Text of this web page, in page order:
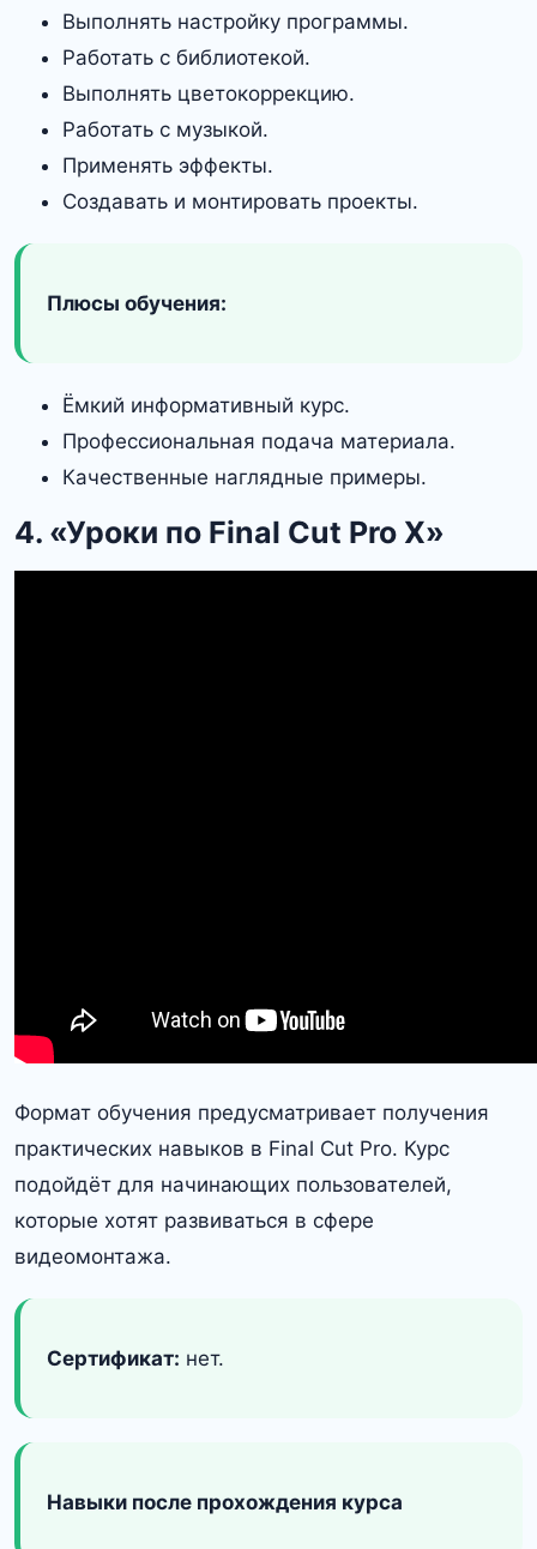
Выполнять настройку программы.
Работать с библиотекой.
Выполнять цветокоррекцию.
Работать с музыкой.
Применять эффекты.
Создавать и монтировать проекты.
Плюсы обучения:
Ёмкий информативный курс.
Профессиональная подача материала.
Качественные наглядные примеры.
4. «‎Уроки по Final Cut Pro X»
Формат обучения предусматривает получения
практических навыков в Final Cut Pro. Курс
подойдёт для начинающих пользователей,
которые хотят развиваться в сфере
видеомонтажа.
Сертификат: нет.
Навыки после прохождения курса